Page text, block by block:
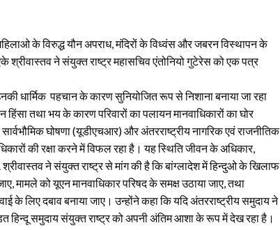
के विरुद्ध यौन अपराध, मंदिरों के विध्वंस और जबरन विस्थापन के
श्रीवास्तव ने संयुक्त राष्ट्र महासचिव एंतोनियो गुटेरेस को एक पत्र
धार्मिक पहचान के कारण सुनियोजित रूप से निशाना बनाया जा रहा
तथा भय के कारण परिवारों का पलायन मानवाधिकारों का घोर
घोषणा (यूडीएचआर) और अंतरराष्ट्रीय नागरिक एवं राजनीतिक
की रक्षा करने में विफल रहा है। यह स्थिति जीवन के अधिकार,
ने संयुक्त राष्ट्र से मांग की है कि बांग्लादेश में हिन्दुओ के खिलाफ
मामले को यूएन मानवाधिकार परिषद के समक्ष उठाया जाए, तथा
के लिए दबाव बनाया जाए। उन्होंने कहा कि यदि अंतरराष्ट्रीय समुदाय ने
हिन्दू समुदाय संयुक्त राष्ट्र को अपनी अंतिम आशा के रूप में देख रहा है।